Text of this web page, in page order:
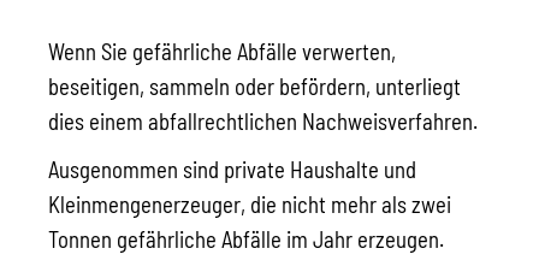
Wenn Sie gefährliche Abfälle verwerten,
beseitigen, sammeln oder befördern, unterliegt
dies einem abfallrechtlichen Nachweisverfahren.
Ausgenommen sind private Haushalte und
Kleinmengenerzeuger, die nicht mehr als zwei
Tonnen gefährliche Abfälle im Jahr erzeugen.